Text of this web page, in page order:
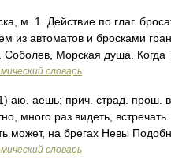
м. 1. Действие по глаг.
из автоматов и бросками
Морская душа. Когда
словарь
аю, аешь; прич. страд. прош.
много раз видеть,
может, на брегах Невы
словарь